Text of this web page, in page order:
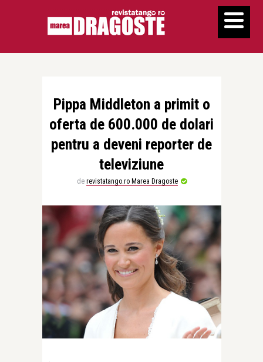
Pippa Middleton a primit o
oferta de 600.000 de dolari
pentru a deveni reporter de
televiziune
de revistatango.ro Marea Dragoste